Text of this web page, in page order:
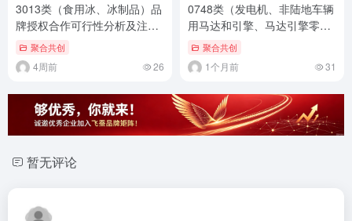
3013类（食用冰、冰制品）品
牌授权合作可行性分析及注意
事项（通用标准版）
聚合共创
4周前 26
0748类（发电机、非陆地车辆
用马达和引擎、马达引擎零部
件）品牌授权合作可行性分析
及注意事项（通用标准版）
聚合共创
1个月前 31
暂无评论